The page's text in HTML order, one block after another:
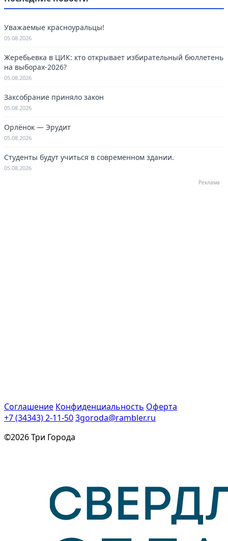
Уважаемые красноуральцы!
05.08.2026
Жеребьевка в ЦИК: кто открывает избирательный бюллетень
на выборах-2026?
05.08.2026
Заксобрание приняло закон
05.08.2026
Орлёнок — Эрудит
05.08.2026
Студенты будут учиться в современном здании.
05.08.2026
Реклама
Соглашение Конфиденциальность Оферта
+7 (34343) 2-11-503goroda@rambler.ru
©2026 Три Города